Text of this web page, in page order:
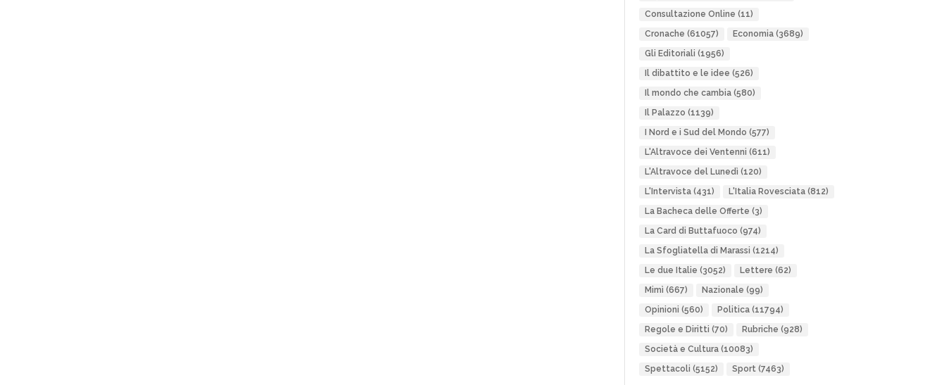
Consultazione Online (11)
Cronache (61057) Economia(3689)
Gli Editoriali (1956)
Il dibattito e le idee (526)
Il mondo che cambia(580)
Il Palazzo (1139)
I Nord e i Sud del Mondo (577)
L'Altravoce dei Ventenni (611)
L'Altravoce del Lunedì (120)
L'Intervista(431) L'Italia Rovesciata(812)
La Bacheca delle Offerte (3)
La Card di Buttafuoco (974)
La Sfogliatella di Marassi (1214)
Le due Italie (3052) Lettere (62)
Mimì (667) Nazionale (99)
Opinioni (560) Politica(11794)
Regole e Diritti (70) Rubriche (928)
Società e Cultura(10083)
Spettacoli (5152) Sport(7463)